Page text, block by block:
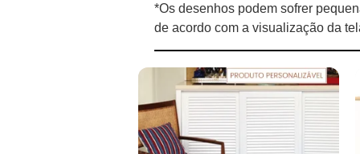
*Os desenhos podem sofrer
de acordo com a visualização da